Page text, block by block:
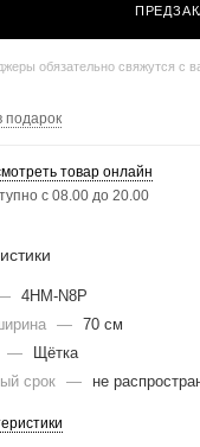
обязательно свяжутся с
подарок
товар онлайн
с 08.00 до 20.00
4HM-N8P
— 70 см
—
Щётка
срок
— не